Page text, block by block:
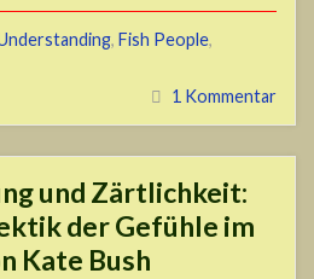
, Fish People,
1 Kommentar
und Zärtlichkeit:
der Gefühle im
Kate Bush